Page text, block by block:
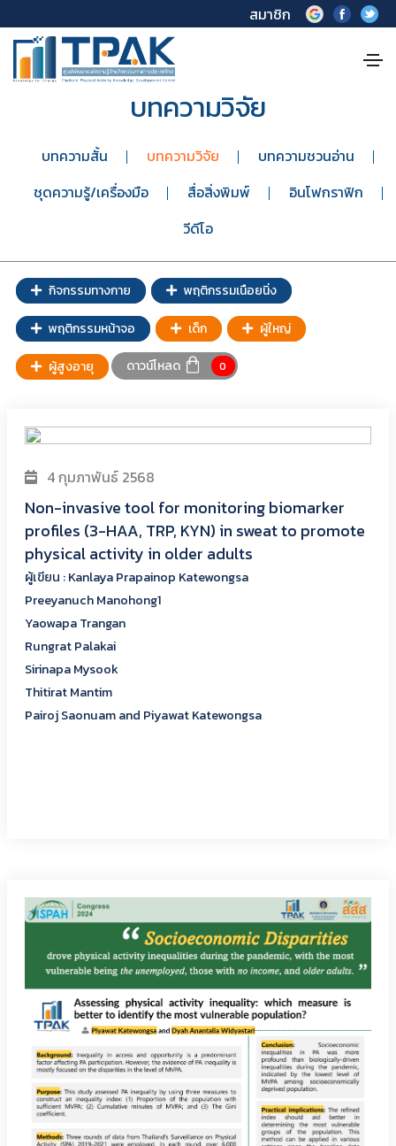
บทความวิจัย
บทความสั้น บทความวิจัย
บทความชวนอ่าน
ชุดความรู้/เครื่องมือ
สื่อสิ่งพิมพ์
อินโฟกราฟิก
วีดีโอ
กิจกรรมทางกาย พฤติกรรมเนือยนิ่ง
พฤติกรรมหน้าจอ เด็ก ผู้ใหญ่
ผู้สูงอายุ ดาวน์โหลด 0
สมาชิก
4 กุมภาพันธ์ 2568
Non-invasive tool for monitoring biomarker
profiles (3-HAA, TRP, KYN) in sweat to promote
physical activity in older adults
ผู้เขียน : Kanlaya Prapainop Katewongsa
Preeyanuch Manohong1
Yaowapa Trangan
Rungrat Palakai
Sirinapa Mysook
Thitirat Mantim
Pairoj Saonuam and Piyawat Katewongsa